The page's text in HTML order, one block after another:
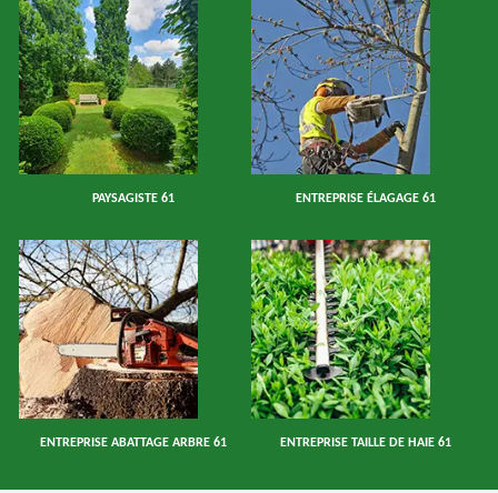
PAYSAGISTE 61 ENTREPRISE ÉLAGAGE 61
ENTREPRISE ABATTAGE ARBRE 61 ENTREPRISE TAILLE DE HAIE 61